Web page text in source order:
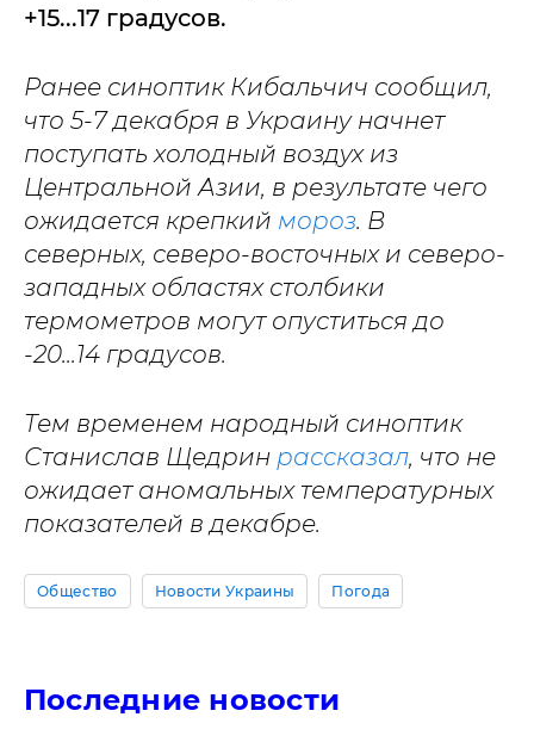
+15...17 градусов.
Ранее синоптик Кибальчич сообщил,
что 5-7 декабря в Украину начнет
поступать холодный воздух из
Центральной Азии, в результате чего
ожидается крепкий мороз. В
северных, северо-восточных и северо-
западных областях столбики
термометров могут опуститься до
-20...14 градусов.
Тем временем народный синоптик
Станислав Щедрин рассказал, что не
ожидает аномальных температурных
показателей в декабре.
Общество Новости Украины Погода
Последние новости